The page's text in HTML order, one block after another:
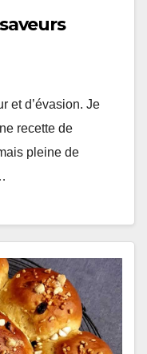
et d’évasion. Je
recette de
pleine de